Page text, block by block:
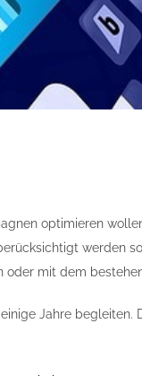
optimieren
werden
oder mit dem
Jahre begleiten.